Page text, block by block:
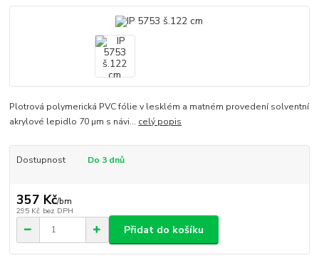
Plotrová polymerická PVC fólie v lesklém a matném provedení solventní
akrylové lepidlo 70 µm s návi... celý popis
Dostupnost Do 3 dnů
357 Kč/bm
295 Kč bez DPH
Přidat do košíku